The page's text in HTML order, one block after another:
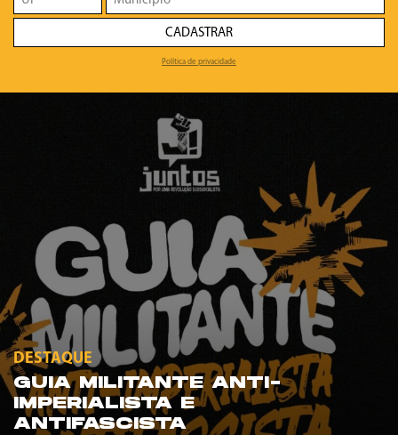
CADASTRAR
Política de privacidade
DESTAQUE
GUIA MILITANTE ANTI-
IMPERIALISTA E
ANTIFASCISTA